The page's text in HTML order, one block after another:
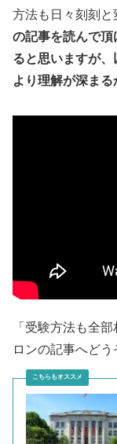
方法も日々刻刻と
の記事を読んで頂
ると思いますが
より理解が深まる
「受験方法も全
ロンの記事へどう